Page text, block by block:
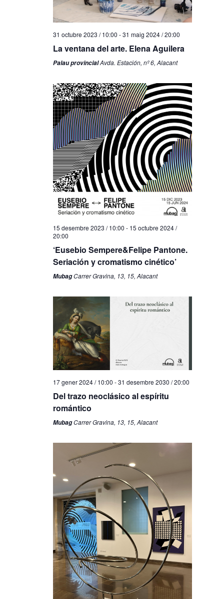
31 octubre 2023 / 10:00 -31 maig 2024 / 20:00
La ventana del arte. Elena Aguilera
Palau provincialAvda. Estación, nº 6, Alacant
15 desembre 2023 / 10:00 - 15 octubre 2024 /
20:00
‘Eusebio Sempere&Felipe Pantone.
Seriación y cromatismo cinético’
MubagCarrer Gravina, 13, 15, Alacant
17 gener 2024 / 10:00 -31 desembre 2030 / 20:00
Del trazo neoclásico al espíritu
romántico
MubagCarrer Gravina, 13, 15, Alacant